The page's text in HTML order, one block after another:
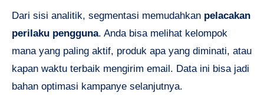
Dari sisi analitik, segmentasi memudahkan pelacakan
perilaku pengguna. Anda bisa melihat kelompok
mana yang paling aktif, produk apa yang diminati, atau
kapan waktu terbaik mengirim email. Data ini bisa jadi
bahan optimasi kampanye selanjutnya.